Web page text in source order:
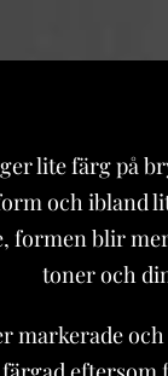
lite färg på
och ibland
blir
toner och
markerade